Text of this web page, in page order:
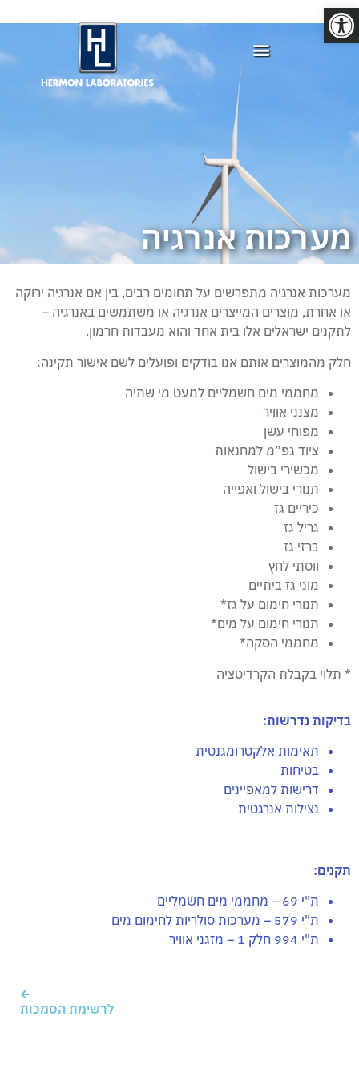
פתח סרגל נגישות
מערכות אנרגיה​
מערכות אנרגיה מתפרשים על תחומים רבים, בין אם אנרגיה ירוקה
או אחרת, מוצרים המייצרים אנרגיה או משתמשים באנרגיה –
לתקנים ישראלים אלו בית אחד והוא מעבדות חרמון.
חלק מהמוצרים אותם אנו בודקים ופועלים לשם אישור תקינה:
מחממי מים חשמליים למעט מי שתיה
מצנני אוויר
מפוחי עשן
ציוד גפ”מ למחנאות
מכשירי בישול
תנורי בישול ואפייה
כיריים גז
גריל גז
ברזי גז
ווסתי לחץ
מוני גז ביתיים
תנורי חימום על גז*
תנורי חימום על מים*
מחממי הסקה*
* תלוי בקבלת הקרדיטציה
בדיקות נדרשות:
תאימות אלקטרומגנטית
בטיחות
דרישות למאפיינים
נצילות אנרגטית
תקנים:
ת"י 69 – מחממי מים חשמליים
ת"י 579 – מערכות סולריות לחימום מים
ת"י 994 חלק 1 – מזגני אוויר
לרשימת הסמכות